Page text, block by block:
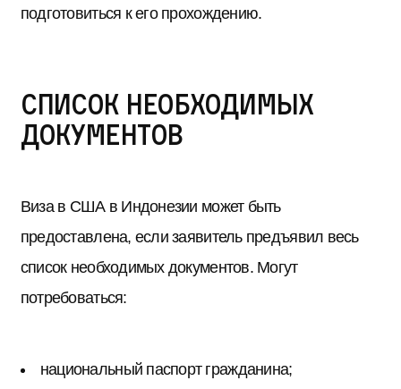
подготовиться к его прохождению.
Список необходимых
документов
Виза в США в Индонезии может быть
предоставлена, если заявитель предъявил весь
список необходимых документов. Могут
потребоваться:
национальный паспорт гражданина;